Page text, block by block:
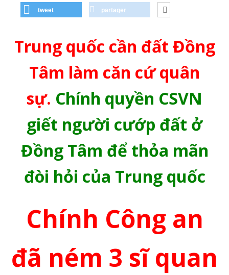
tweet partager
Trung quốc cần đất Đồng
Tâm làm căn cứ quân
sự. Chính quyền CSVN
giết người cướp đất ở
Đồng Tâm để thỏa mãn
đòi hỏi của Trung quốc
Chính Công an
đã ném 3 sĩ quan